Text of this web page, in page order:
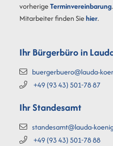
vorherigeTerminvereinbarung
Mitarbeiter finden Siehier.
Ihr Bürgerbüro in
buergerbuero@lauda-
+49 (9343) 501-7887
Ihr Standesamt
standesamt@lauda-
+49 (9343) 501-7888